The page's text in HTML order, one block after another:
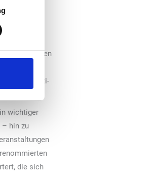
% der
Hier werden
und
Multi-
wichtiger
– hin zu
die sich